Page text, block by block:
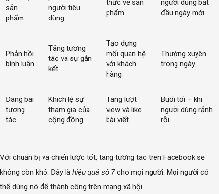
sản
phẩm
người tiêu
dùng
thức về sản
phẩm
người dùng bắt
đầu ngày mới
Phản hồi
bình luận
Tăng tương
tác và sự gắn
kết
Tạo dựng
mối quan hệ
với khách
hàng
Thường xuyên
trong ngày
Đăng bài
tương
tác
Khích lệ sự
tham gia của
cộng đồng
Tăng lượt
view và like
bài viết
Buổi tối – khi
người dùng rảnh
rỗi
Với chuẩn bị và chiến lược tốt, tăng tương tác trên Facebook sẽ
không còn khó. Đây là hiệu quả số 7cho mọi người. Mọi người có
thể dùng nó để thành công trên mạng xã hội.